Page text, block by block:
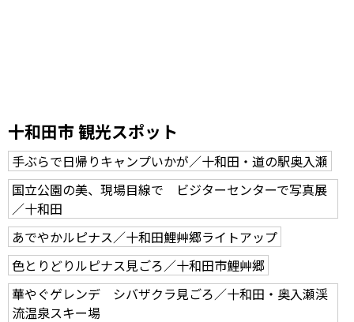
十和田市 観光スポット
手ぶらで日帰りキャンプいかが／十和田・道の駅奥入瀬
国立公園の美、現場目線で ビジターセンターで写真展
／十和田
あでやかルピナス／十和田鯉艸郷ライトアップ
色とりどりルピナス見ごろ／十和田市鯉艸郷
華やぐゲレンデ シバザクラ見ごろ／十和田・奥入瀬渓
流温泉スキー場